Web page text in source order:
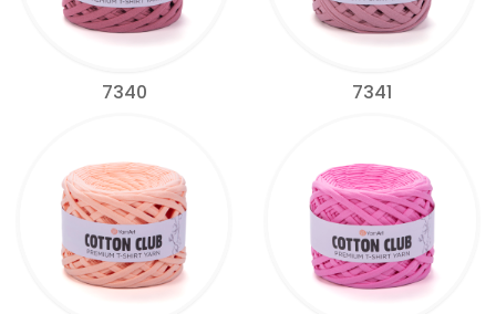
7340 7341